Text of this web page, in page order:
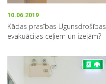
10.06.2019
Kādas prasības
evakuācijas ceļiem un izejām?